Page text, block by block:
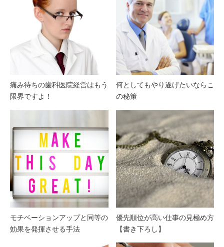
痛み待ちの歯科医院経営はもう
限界ですよ！
何としてもやり遂げたいならこ
の秘策
モチベーションアップと同等の
効果を発揮させる手法
優先順位が高い仕事の見極め方
【書き下ろし】